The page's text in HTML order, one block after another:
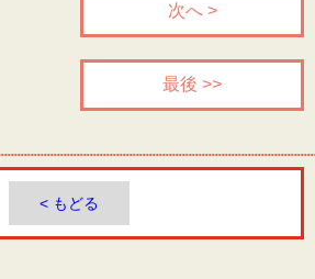
次へ >
最後 >>
< もどる